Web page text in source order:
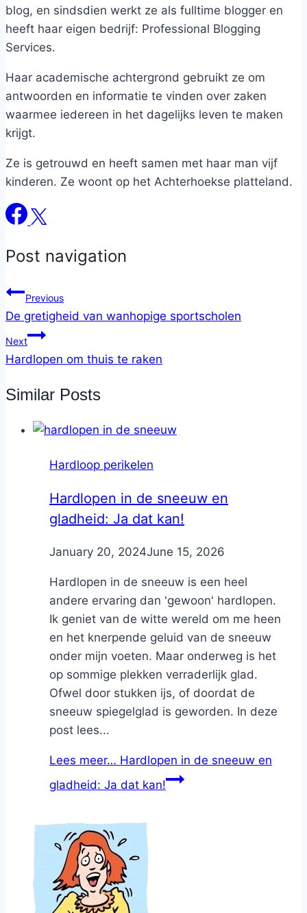
blog, en sindsdien werkt ze als fulltime blogger en
heeft haar eigen bedrijf: Professional Blogging
Services.
Haar academische achtergrond gebruikt ze om
antwoorden en informatie te vinden over zaken
waarmee iedereen in het dagelijks leven te maken
krijgt.
Ze is getrouwd en heeft samen met haar man vijf
kinderen. Ze woont op het Achterhoekse platteland.
Post navigation
Previous
De gretigheid van wanhopige sportscholen
Next
Hardlopen om thuis te raken
Similar Posts
Hardloop perikelen
Hardlopen in de sneeuw en
gladheid: Ja dat kan!
ByNicole
January 20, 2024June 15, 2026
Hardlopen in de sneeuw is een heel
andere ervaring dan 'gewoon' hardlopen.
Ik geniet van de witte wereld om me heen
en het knerpende geluid van de sneeuw
onder mijn voeten. Maar onderweg is het
op sommige plekken verraderlijk glad.
Ofwel door stukken ijs, of doordat de
sneeuw spiegelglad is geworden. In deze
post lees...
Lees meer… Hardlopen in de sneeuw en
gladheid: Ja dat kan!